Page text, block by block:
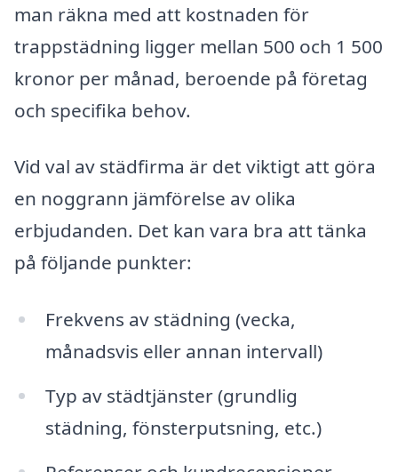
man räkna med att kostnaden för
trappstädning ligger mellan 500 och 1 500
kronor per månad, beroende på företag
och specifika behov.
Vid val av städfirma är det viktigt att göra
en noggrann jämförelse av olika
erbjudanden. Det kan vara bra att tänka
på följande punkter:
Frekvens av städning (vecka,
månadsvis eller annan intervall)
Typ av städtjänster (grundlig
städning, fönsterputsning, etc.)